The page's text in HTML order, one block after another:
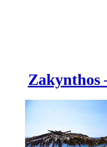
Zakynthos